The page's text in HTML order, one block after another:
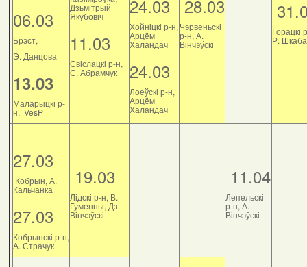
06.03
Брэст,
Э. Данцова
13.03
Маларыцкі р-
н, VesP
Дзьмітрый
Якубовіч
11.03
Свіслацкі р-н,
С. Абрамчук
24.03
Хойніцкі р-н,
Арцём
Халандач
24.03
Лоеўскі р-н,
Арцём
Халандач
28.03
Чэрвеньскі
р-н, А.
Вінчэўскі
Горацкі
Р.
27.03
Кобрын, А.
Кальчанка
27.03
Кобрынскі р-н,
А. Страчук
19.03
Лідскі р-н, В.
Гуменны, Дз.
Вінчэўскі
11.04
Лепельскі
р-н, А.
Вінчэўскі